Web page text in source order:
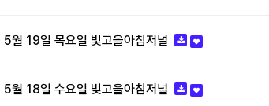
5월 19일 목요일 빛고을아침저널
5월 18일 수요일 빛고을아침저널